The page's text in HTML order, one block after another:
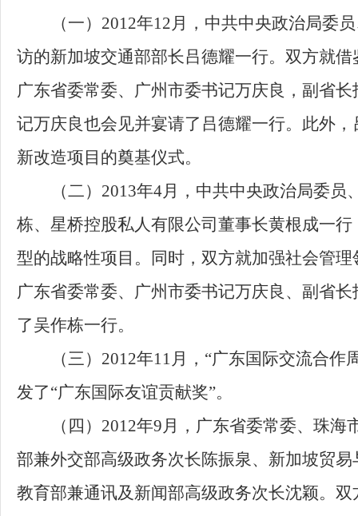
（一）2012年12月，中共中央政治局委
访的新加坡交通部部长吕德耀一行。双方就
广东省委常委、广州市委书记万庆良，副省
记万庆良也会见并宴请了吕德耀一行。 此外，
新改造项目的奠基仪式。
（二）2013年4月，中共中央政治局委
栋、星桥控股私人有限公司董事长黄根成一行
型的战略性项目。同时，双方就加强社会管理
广东省委常委、广州市委书记万庆良、副省
了吴作栋一行。
（三）2012年11月，“广东国际交流合
发了“广东国际友谊贡献奖”。
（四）2012年9月，广东省委常委、珠
部兼外交部高级政务次长陈振泉、 新加坡贸易
教育部兼通讯及新闻部高级政务次长沈颖。双